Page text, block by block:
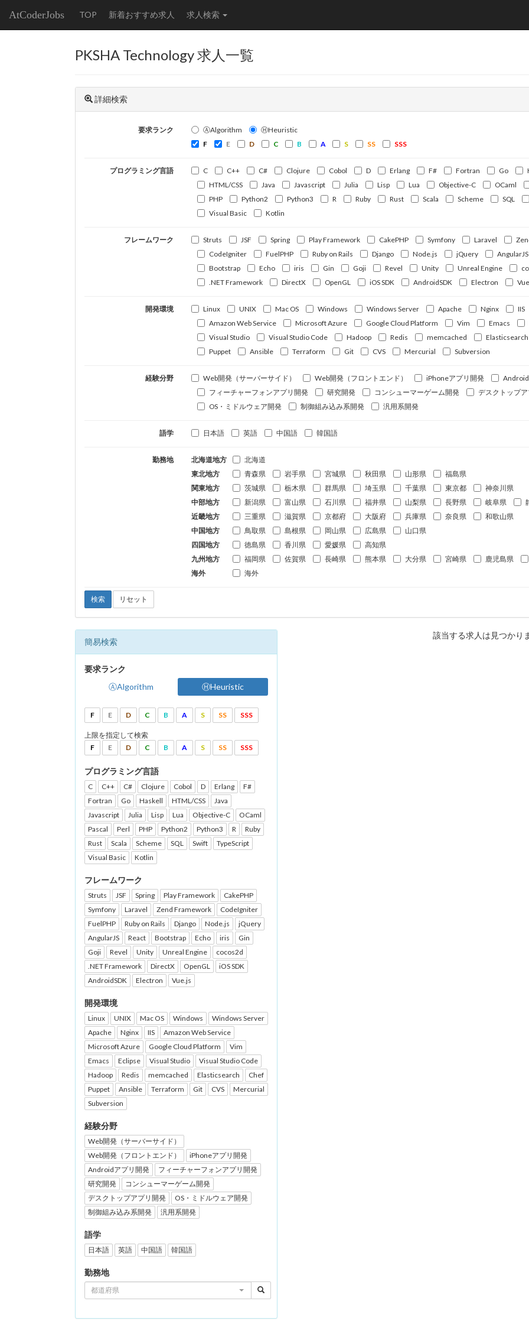
AtCoderJobs TOP 新着おすすめ求人 求人検索
PKSHA Technology 求人一覧
詳細検索
要求ランク ⒶAlgorithm
ⒽHeuristic
F
E D C B A S SS SSS
プログラミング言語 C C++ C# Clojure Cobol D Erlang F# Fortran Go
HTML/CSS
Java Javascript Julia Lisp Lua Objective-C OCaml
PHP
Python2 Python3 R Ruby Rust Scala Scheme SQL
Visual Basic
Kotlin
フレームワーク Struts JSF Spring Play Framework CakePHP Symfony Laravel
CodeIgniter
FuelPHP Ruby on Rails Django Node.js jQuery AngularJS
Bootstrap
Echo iris Gin Goji Revel Unity Unreal Engine
.NET Framework
DirectX OpenGL iOS SDK AndroidSDK Electron
開発環境 Linux UNIX Mac OS Windows Windows Server Apache Nginx
IIS
Amazon Web Service
Microsoft Azure Google Cloud Platform Vim Emacs
Visual Studio
Visual Studio Code Hadoop Redis memcached Elasticsearch
Puppet
Ansible Terraform Git CVS Mercurial Subversion
経験分野 Web開発（サーバーサイド） Web開発（フロントエンド） iPhoneアプリ開発
フィーチャーフォンアプリ開発
研究開発 コンシューマーゲーム開発
デスクトップ
OS・ミドルウェア開発
制御組み込み系開発 汎用系開発
語学 日本語 英語 中国語 韓国語
勤務地 北海道地方
北海道
東北地方
青森県 岩手県 宮城県 秋田県 山形県
福島県
関東地方
茨城県 栃木県 群馬県 埼玉県 千葉県 東京都
神奈川県
中部地方
新潟県 富山県 石川県 福井県 山梨県 長野県 岐阜県
近畿地方
三重県 滋賀県 京都府 大阪府 兵庫県 奈良県
和歌山県
中国地方
鳥取県 島根県 岡山県 広島県
山口県
四国地方
徳島県 香川県 愛媛県
高知県
九州地方
福岡県 佐賀県 長崎県 熊本県 大分県 宮崎県 鹿児島県
海外
海外
検索 リセット
簡易検索
要求ランク
ⒶAlgorithm
ⒽHeuristic
F E D C B A S SS SSS
上限を指定して検索
F
E D C B A S SS SSS
プログラミング言語
C C++ C# Clojure Cobol D Erlang
F#
Fortran
Go Haskell HTML/CSS
Java
Javascript
Julia Lisp Lua Objective-C
OCaml
Pascal
Perl PHP Python2 Python3 R
Ruby
Rust
Scala Scheme SQL Swift
TypeScript
Visual Basic
Kotlin
フレームワーク
Struts JSF Spring Play Framework
CakePHP
Symfony
Laravel Zend Framework
CodeIgniter
FuelPHP
Ruby on Rails Django Node.js
jQuery
AngularJS
React Bootstrap Echo iris
Gin
Goji
Revel Unity Unreal Engine
cocos2d
.NET Framework
DirectX OpenGL
iOS SDK
AndroidSDK
Electron Vue.js
開発環境
Linux UNIX Mac OS Windows
Windows Server
Apache
Nginx IIS
Amazon Web Service
Microsoft Azure
Google Cloud Platform
Vim
Emacs
Eclipse Visual Studio
Visual Studio Code
Hadoop
Redis memcached Elasticsearch
Chef
Puppet
Ansible Terraform Git CVS
Mercurial
Subversion
経験分野
Web開発（サーバーサイド）
Web開発（フロントエンド）
iPhoneアプリ開発
Androidアプリ開発
フィーチャーフォンアプリ開発
研究開発
コンシューマーゲーム開発
デスクトップアプリ開発
OS・ミドルウェア開発
制御組み込み系開発
汎用系開発
語学
日本語 英語 中国語 韓国語
勤務地
都道府県
該当する求人は見つかり